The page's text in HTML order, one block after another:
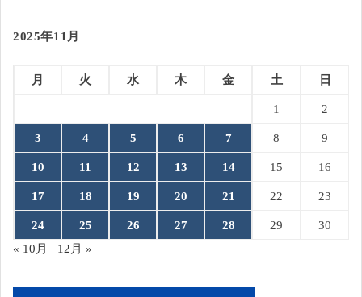
2025年11月
月 火 水 木 金 土 日
1 2
3 4 5 6 7 8 9
10 11 12 13 14 15 16
17 18 19 20 21 22 23
24 25 26 27 28 29
30
« 10月
12月 »